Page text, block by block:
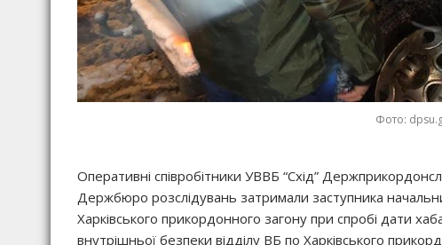
Фото:
Оперативні співробітники УВВБ “Схід”
Держбюро розслідувань затримали заступника
Харківського прикордонного загону при спробі дати
внутрішньої безпеки відділу ВБ по Харківського